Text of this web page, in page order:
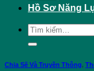
Hồ Sơ Năng
Tìm
kiếm:
Chia Sẽ Và Truyền Thông,